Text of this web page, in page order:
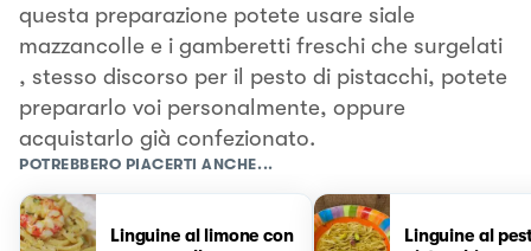
questa preparazione potete usare siale
mazzancolle e i gamberetti freschi che surgelati
, stesso discorso per il pesto di pistacchi, potete
prepararlo voi personalmente, oppure
acquistarlo già confezionato.
POTREBBERO PIACERTI ANCHE...
Linguine al limone con
Linguine al